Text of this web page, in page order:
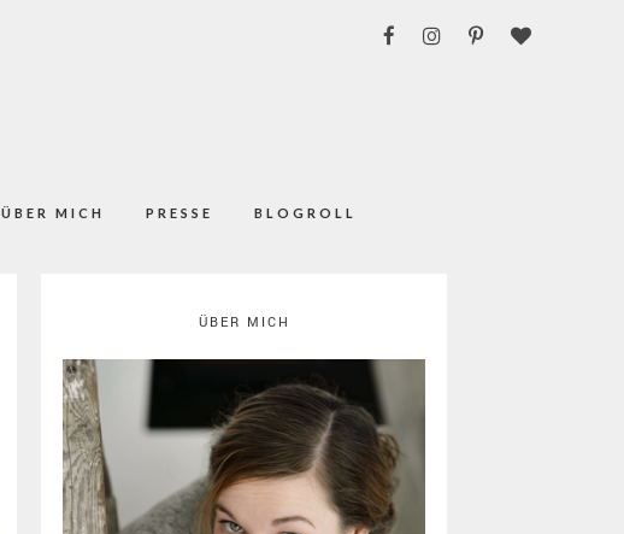
ÜBER MICH PRESSE BLOGROLL
ÜBER MICH